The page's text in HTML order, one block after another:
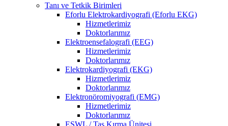
Tanı ve Tetkik Birimleri
Eforlu Elektrokardiyografi (Eforlu EKG)
Hizmetlerimiz
Doktorlarımız
Elektroensefalografi (EEG)
Hizmetlerimiz
Doktorlarımız
Elektrokardiyografi (EKG)
Hizmetlerimiz
Doktorlarımız
Elektronöromiyografi (EMG)
Hizmetlerimiz
Doktorlarımız
ESWL / Taş Kırma Ünitesi